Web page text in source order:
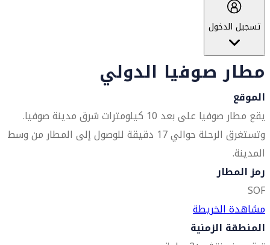
تسجيل الدخول
مطار صوفيا الدولي
الموقع
يقع مطار صوفيا على بعد 10 كيلومترات شرق مدينة صوفيا.
وتستغرق الرحلة حوالي 17 دقيقة للوصول إلى المطار من وسط
المدينة.
رمز المطار
SOF
مشاهدة الخريطة
المنطقة الزمنية